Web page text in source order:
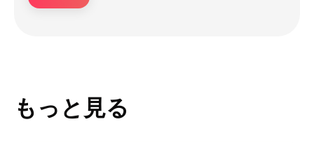
もっと見る